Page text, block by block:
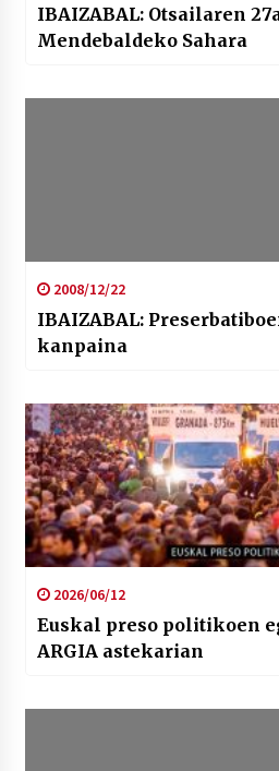
MUSIBLA #297:
IBAIZABAL: Otsailaren
Mendebaldeko Sahara
2008/12/22
IBAIZABAL:
kanpaina
2026/06/12
Euskal preso politikoen
ARGIA astekarian